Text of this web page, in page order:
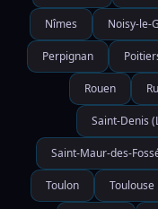
Nîmes Noisy-le-
Perpignan
Rouen
Saint-Denis
Saint-Maur-des-
Toulon Toulouse